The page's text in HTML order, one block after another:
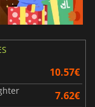
10.57€
7.62€